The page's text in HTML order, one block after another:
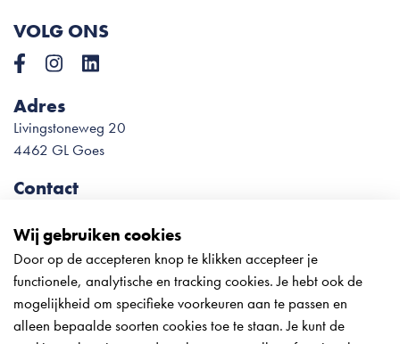
this
field
empty.
VOLG ONS
Adres
Livingstoneweg 20
4462 GL Goes
Contact
info@meliesteglas.nl
Onze openingstijden tijdens de
vakantieperiode:
Week 31 + 33:
Ma t/m do: 8:30-12:30; 13:00-16:30 uur
Wij gebruiken cookies
Door op de accepteren knop te klikken accepteer je
functionele, analytische en tracking cookies. Je hebt ook de
mogelijkheid om specifieke voorkeuren aan te passen en
alleen bepaalde soorten cookies toe te staan. Je kunt de